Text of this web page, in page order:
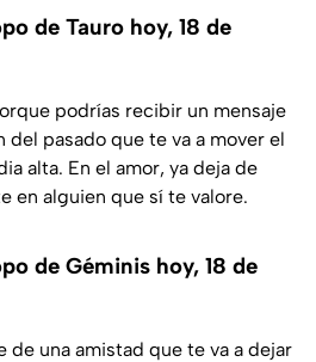
de Tauro hoy, 18 de
podrías recibir un mensaje
del pasado que te va a mover el
alta. En el amor, ya deja de
en alguien que sí te valore.
de Géminis hoy, 18 de
de una amistad que te va a dejar